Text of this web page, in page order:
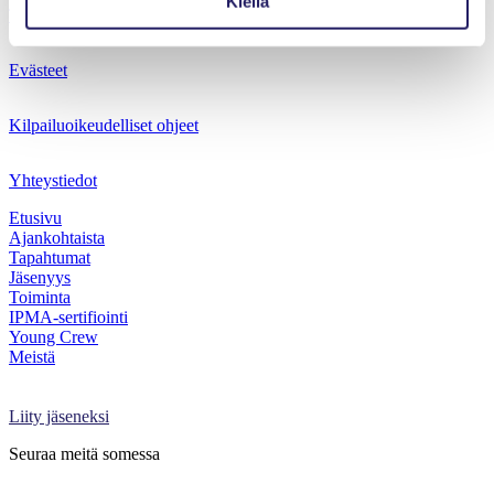
Evästeet
Kilpailuoikeudelliset ohjeet
Yhteystiedot
Etusivu
Ajankohtaista
Tapahtumat
Jäsenyys
Toiminta
IPMA-sertifiointi
Young Crew
Meistä
Liity jäseneksi
Seuraa meitä somessa